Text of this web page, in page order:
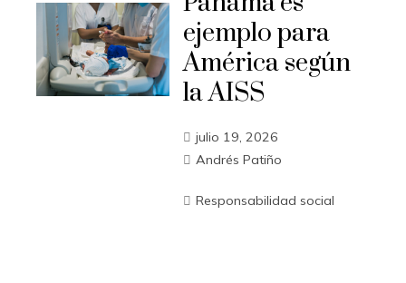
ejemplo para
América según
la AISS
julio 19, 2026
Andrés Patiño
Responsabilidad social